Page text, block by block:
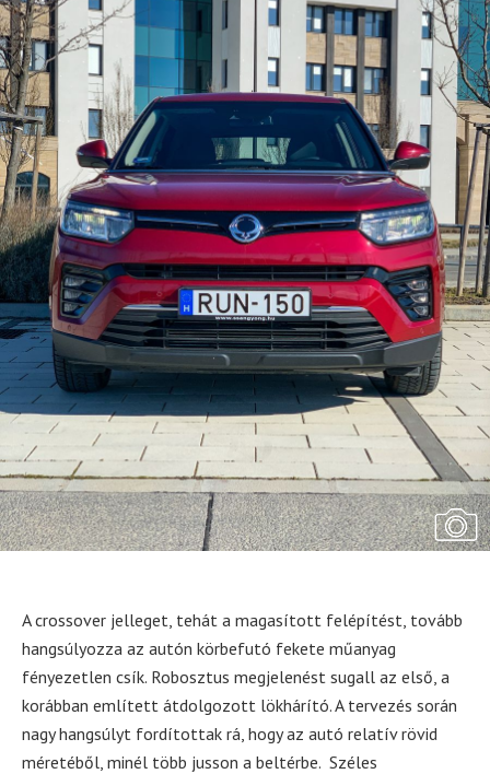
A crossover jelleget, tehát a magasított felépítést, tovább
hangsúlyozza az autón körbefutó fekete műanyag
fényezetlen csík. Robosztus megjelenést sugall az első, a
korábban említett átdolgozott lökhárító. A tervezés során
nagy hangsúlyt fordítottak rá, hogy az autó relatív rövid
méretéből, minél több jusson a beltérbe. Széles